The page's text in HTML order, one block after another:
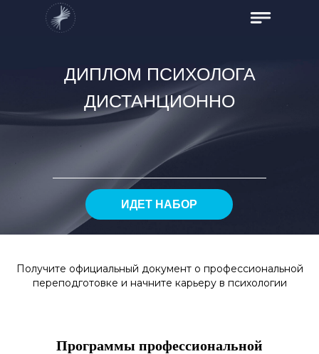
ДИПЛОМ ПСИХОЛОГА
ДИСТАНЦИОННО
ИДЕТ НАБОР
Получите официальный документ о профессиональной
переподготовке и начните карьеру в психологии
Программы профессиональной